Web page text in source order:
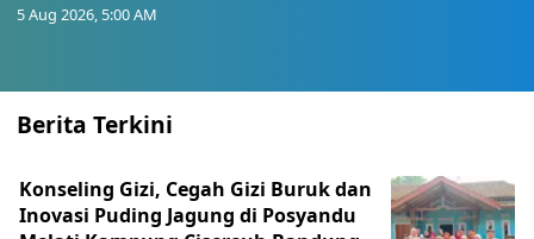
5 Aug 2026, 5:00 AM
Berita Terkini
Konseling Gizi, Cegah Gizi Buruk dan
Inovasi Puding Jagung di Posyandu